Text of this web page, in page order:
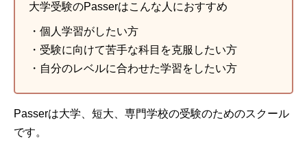
大学受験のPasserはこんな人におすすめ
・個人学習がしたい方
・受験に向けて苦手な科目を克服したい方
・自分のレベルに合わせた学習をしたい方
Passerは大学、短大、専門学校の受験のためのスクール
です。